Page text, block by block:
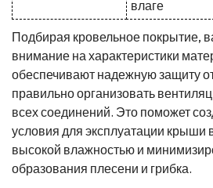
влаге
Подбирая кровельное покрытие,
внимание на характеристики
обеспечивают надежную защиту
правильно организовать
всех соединений. Это поможет
условия для эксплуатации крыши
высокой влажностью и
образования плесени и грибка.